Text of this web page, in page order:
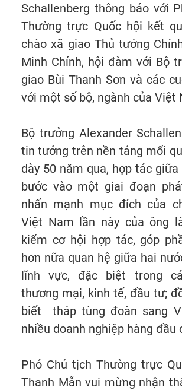
Schallenberg thông báo với
Thường trực Quốc hội kết
chào xã giao Thủ tướng
Minh Chính, hội đàm với Bộ
giao Bùi Thanh Sơn và các
với một số bộ, ngành của Việt
Bộ trưởng Alexander
tin tưởng trên nền tảng mối
dày 50 năm qua, hợp tác
bước vào một giai đoạn
nhấn mạnh mục đích của
Việt Nam lần này của ông
kiếm cơ hội hợp tác, góp
hơn nữa quan hệ giữa hai
lĩnh vực, đặc biệt trong
thương mại, kinh tế, đầu tư;
biết tháp tùng đoàn sang
nhiều doanh nghiệp hàng đầu
Phó Chủ tịch Thường trực
Thanh Mẫn vui mừng nhận